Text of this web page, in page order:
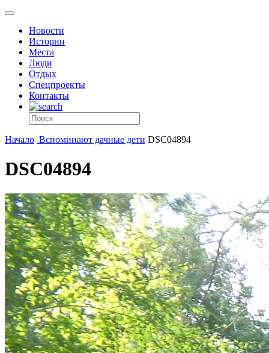
Новости
Истории
Места
Люди
Отдых
Спецпроекты
Контакты
Начало Вспоминают дачные дети DSC04894
DSC04894